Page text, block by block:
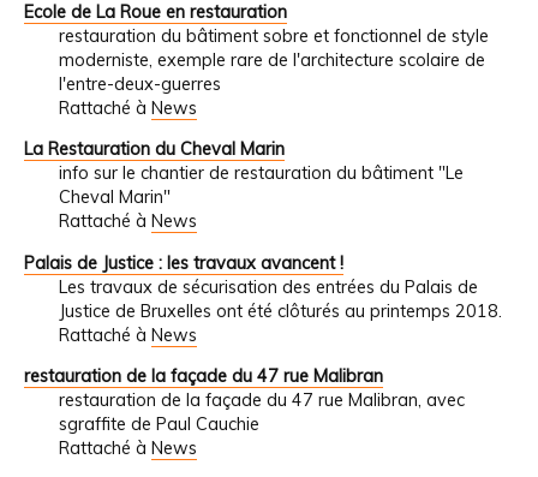
Ecole de La Roue en restauration
restauration du bâtiment sobre et fonctionnel de style
moderniste, exemple rare de l'architecture scolaire de
l'entre-deux-guerres
Rattaché à News
La Restauration du Cheval Marin
info sur le chantier de restauration du bâtiment "Le
Cheval Marin"
Rattaché à News
Palais de Justice : les travaux avancent !
Les travaux de sécurisation des entrées du Palais de
Justice de Bruxelles ont été clôturés au printemps 2018.
Rattaché à News
restauration de la façade du 47 rue Malibran
restauration de la façade du 47 rue Malibran, avec
sgraffite de Paul Cauchie
Rattaché à News